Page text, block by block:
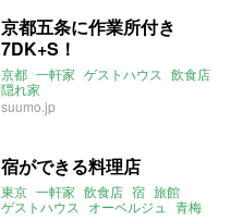
京都五条に作業所付き
7DK+S！
京都 一軒家 ゲストハウス 飲食店
隠れ家
suumo.jp
宿ができる料理店
東京 一軒家 飲食店 宿 旅館
ゲストハウス
オーベルジュ
青梅